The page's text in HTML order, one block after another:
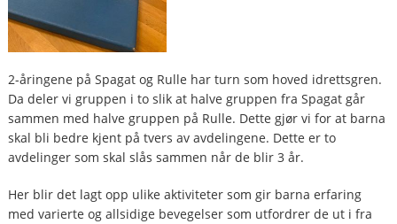
2-åringene på Spagat og Rulle har turn som hoved idrettsgren.
Da deler vi gruppen i to slik at halve gruppen fra Spagat går
sammen med halve gruppen på Rulle. Dette gjør vi for at barna
skal bli bedre kjent på tvers av avdelingene. Dette er to
avdelinger som skal slås sammen når de blir 3 år.
Her blir det lagt opp ulike aktiviteter som gir barna erfaring
med varierte og allsidige bevegelser som utfordrer de ut i fra